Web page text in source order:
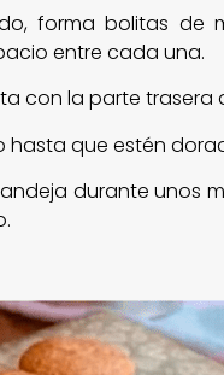
forma bolitas de
entre cada una.
con la parte trasera
hasta que estén
durante unos